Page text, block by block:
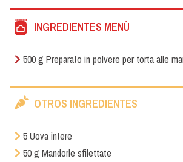
INGREDIENTES MENÙ
500 g Preparato in polvere per torta alle
OTROS INGREDIENTES
5 Uova intere
50 g Mandorle sfilettate